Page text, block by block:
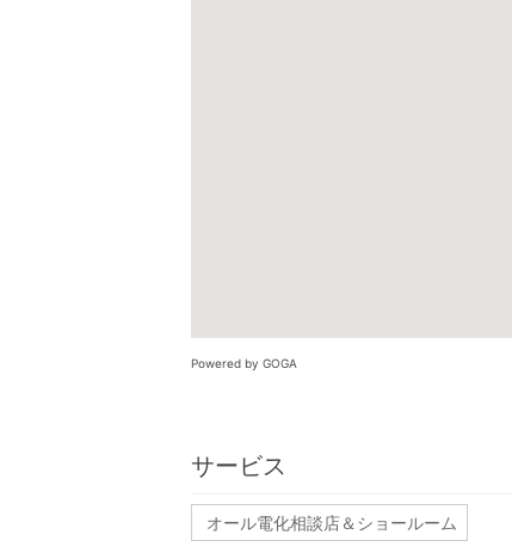
Powered by GOGA
サービス
オール電化相談店＆ショールーム